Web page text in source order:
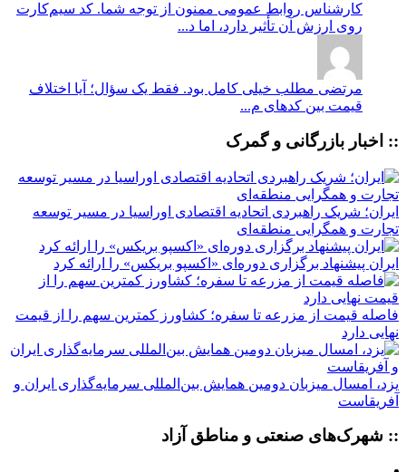
کارشناس روابط عمومی ممنون از توجه شما. کد سیم‌کارت
روی ارزش آن تأثیر دارد، اما د...
مرتضی مطلب خیلی کامل بود. فقط یک سؤال؛ آیا اختلاف
قیمت بین کدهای م...
:: اخبار بازرگانی و گمرک
ایران؛ شریک راهبردی اتحادیه اقتصادی اوراسیا در مسیر توسعه
تجارت و همگرایی منطقه‌ای
ایران پیشنهاد برگزاری دوره‌ای «اکسپو بریکس» را ارائه کرد
فاصله قیمت از مزرعه تا سفره؛ کشاورز کمترین سهم را از قیمت
نهایی دارد
یزد، امسال میزبان دومین همایش بین‌المللی سرمایه‌گذاری ایران و
آفریقاست
:: شهرک‌های صنعتی و مناطق آزاد